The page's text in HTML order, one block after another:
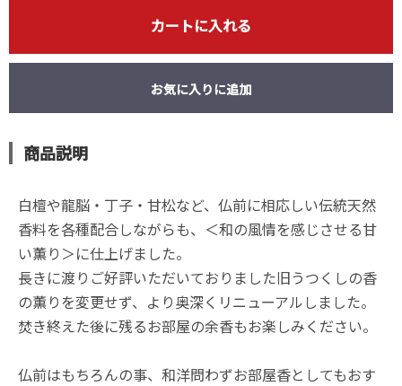
カートに入れる
お気に入りに追加
商品説明
白檀や龍脳・丁子・甘松など、仏前に相応しい伝統天然
香料を各種配合しながらも、＜和の風情を感じさせる甘
い薫り＞に仕上げました。
長きに渡りご好評いただいておりました旧うつくしの香
の薫りを変更せず、より奥深くリニューアルしました。
焚き終えた後に残るお部屋の余香もお楽しみください。
仏前はもちろんの事、和洋問わずお部屋香としてもおす